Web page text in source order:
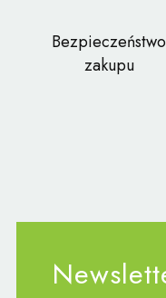
Bezpieczeństwo
zakupu